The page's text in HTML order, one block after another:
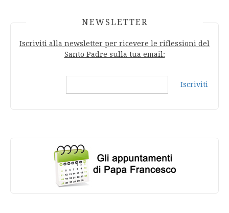
NEWSLETTER
Iscriviti alla newsletter per ricevere le riflessioni del
Santo Padre sulla tua email:
Iscriviti